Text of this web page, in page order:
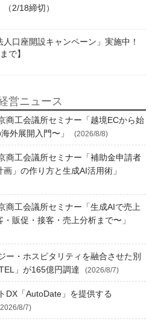
2/18締切）
口座開設キャンペーン」実施中！
で】
営ニュース
商工会議所セミナー「越境ECから始
外展開入門〜」
(2026/8/8)
商工会議所セミナー「補助金申請者
」の作り方と生成AI活用術」
商工会議所セミナー「生成AIで売上
販促・接客・売上分析まで〜」
ー・ホスピタリティを融合させた別
」が165億円調達
(2026/8/7)
DX「AutoDate」を提供する
8/7)